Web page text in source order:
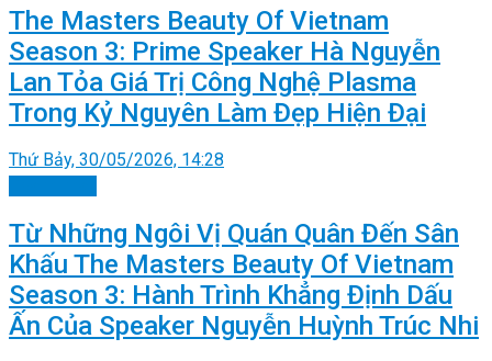
The Masters Beauty Of Vietnam
Season 3: Prime Speaker Hà Nguyễn
Lan Tỏa Giá Trị Công Nghệ Plasma
Trong Kỷ Nguyên Làm Đẹp Hiện Đại
Thứ Bảy, 30/05/2026, 14:28
Từ Những Ngôi Vị Quán Quân Đến Sân
Khấu The Masters Beauty Of Vietnam
Season 3: Hành Trình Khẳng Định Dấu
Ấn Của Speaker Nguyễn Huỳnh Trúc Nhi